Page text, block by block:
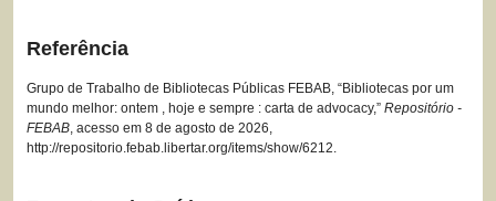
Referência
Grupo de Trabalho de Bibliotecas Públicas FEBAB, “Bibliotecas por um
mundo melhor: ontem , hoje e sempre : carta de advocacy,” Repositório -
FEBAB, acesso em 8 de agosto de 2026,
http://repositorio.febab.libertar.org/items/show/6212.